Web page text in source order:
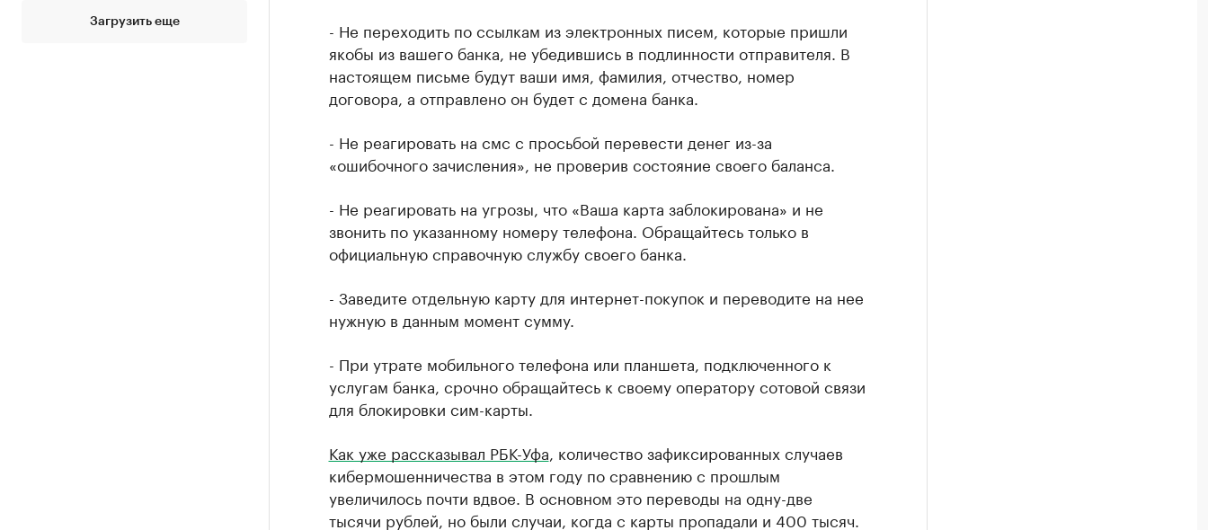
Загрузить еще
- Не переходить по ссылкам из электронных писем, которые пришли
якобы из вашего банка, не убедившись в подлинности отправителя. В
настоящем письме будут ваши имя, фамилия, отчество, номер
договора, а отправлено он будет с домена банка.
- Не реагировать на смс с просьбой перевести денег из-за
«ошибочного зачисления», не проверив состояние своего баланса.
- Не реагировать на угрозы, что «Ваша карта заблокирована» и не
звонить по указанному номеру телефона. Обращайтесь только в
официальную справочную службу своего банка.
- Заведите отдельную карту для интернет-покупок и переводите на нее
нужную в данным момент сумму.
- При утрате мобильного телефона или планшета, подключенного к
услугам банка, срочно обращайтесь к своему оператору сотовой связи
для блокировки сим-карты.
Как уже рассказывал РБК-Уфа , количество зафиксированных случаев
кибермошенничества в этом году по сравнению с прошлым
увеличилось почти вдвое. В основном это переводы на одну-две
тысячи рублей, но были случаи, когда с карты пропадали и 400 тысяч.